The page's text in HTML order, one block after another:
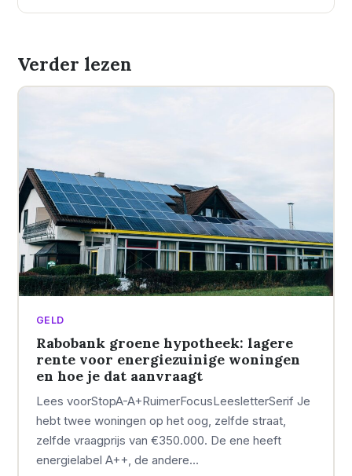
Verder lezen
GELD
Rabobank groene hypotheek: lagere
rente voor energiezuinige woningen
en hoe je dat aanvraagt
Lees voorStopA-A+RuimerFocusLeesletterSerif Je
hebt twee woningen op het oog, zelfde straat,
zelfde vraagprijs van €350.000. De ene heeft
energielabel A++, de andere…